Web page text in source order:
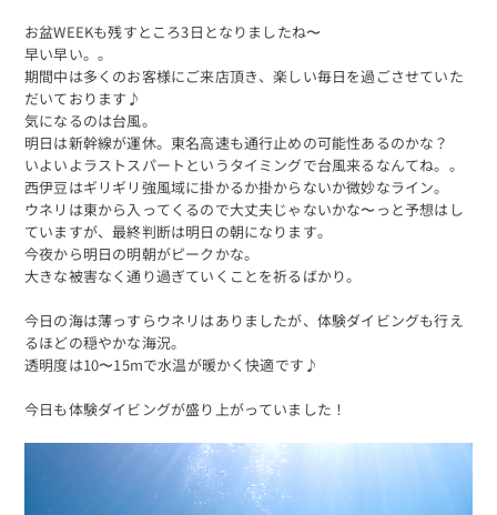
お盆WEEKも残すところ3日となりましたね〜
早い早い。。
期間中は多くのお客様にご来店頂き、楽しい毎日を過ごさせていた
だいております♪
気になるのは台風。
明日は新幹線が運休。東名高速も通行止めの可能性あるのかな？
いよいよラストスパートというタイミングで台風来るなんてね。。
西伊豆はギリギリ強風域に掛かるか掛からないか微妙なライン。
ウネリは東から入ってくるので大丈夫じゃないかな〜っと予想はし
ていますが、最終判断は明日の朝になります。
今夜から明日の明朝がピークかな。
大きな被害なく通り過ぎていくことを祈るばかり。
今日の海は薄っすらウネリはありましたが、体験ダイビングも行え
るほどの穏やかな海況。
透明度は10〜15mで水温が暖かく快適です♪
今日も体験ダイビングが盛り上がっていました！